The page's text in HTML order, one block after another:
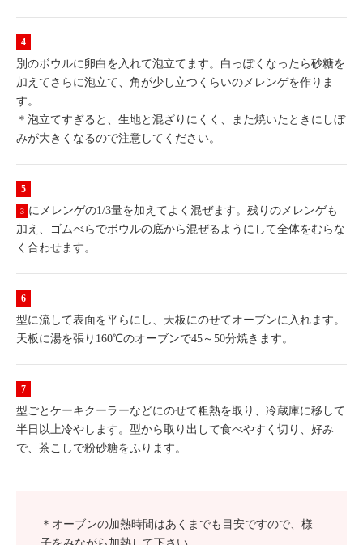
別のボウルに卵白を入れて泡立てます。白っぽくなったら砂糖を
加えてさらに泡立て、角が少し立つくらいのメレンゲを作りま
す。
＊泡立てすぎると、生地と混ざりにくく、また焼いたときにしぼ
みが大きくなるので注意してください。
3 にメレンゲの1/3量を加えてよく混ぜます。残りのメレンゲも
加え、ゴムべらでボウルの底から混ぜるようにして全体をむらな
く合わせます。
型に流して表面を平らにし、天板にのせてオーブンに入れます。
天板に湯を張り160℃のオーブンで45～50分焼きます。
型ごとケーキクーラーなどにのせて粗熱を取り、冷蔵庫に移して
半日以上冷やします。型から取り出して食べやすく切り、好み
で、茶こしで粉砂糖をふります。
＊オーブンの加熱時間はあくまでも目安ですので、様